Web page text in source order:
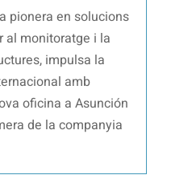
pionera en solucions
al monitoratge i la
impulsa la
amb
oficina a Asunción
de la companyia